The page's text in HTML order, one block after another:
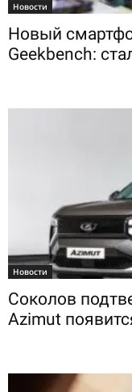
Новости
Новый
Geekbench:
Новости
Соколов
Azimut